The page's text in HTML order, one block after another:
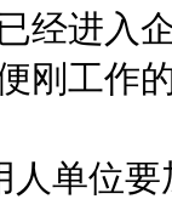
经进入
刚工作
单位要